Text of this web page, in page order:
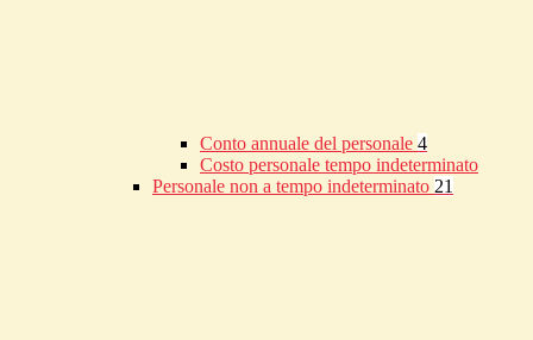
Conto annuale del personale 4
Costo personale tempo indeterminato
Personale non a tempo indeterminato 21